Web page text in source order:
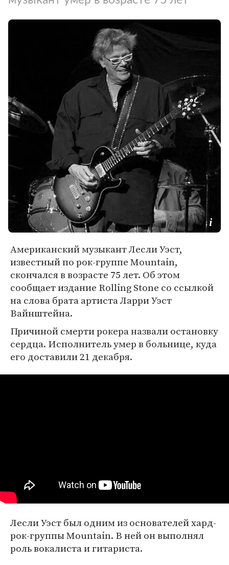
Американский музыкант Лесли Уэст,
известный по рок-группе Mountain,
скончался в возрасте 75 лет. Об этом
сообщает издание Rolling Stone со ссылкой
на слова брата артиста Ларри Уэст
Вайнштейна.
Причиной смерти рокера назвали остановку
сердца. Исполнитель умер в больнице, куда
его доставили 21 декабря.
Лесли Уэст был одним из основателей хард-
рок-группы Mountain. В ней он выполнял
роль вокалиста и гитариста.